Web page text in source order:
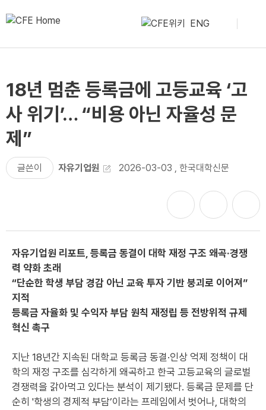
ENG
18년 멈춘 등록금에 고등교육 ‘고
사 위기’… “비용 아닌 자율성 문
제”
글쓴이 자유기업원 2026-03-03 , 한국대학신문
자유기업원 리포트, 등록금 동결이 대학 재정 구조 왜곡·경쟁
력 약화 초래
“단순한 학생 부담 경감 아닌 교육 투자 기반 붕괴로 이어져”
지적
등록금 자율화 및 수익자 부담 원칙 재정립 등 전방위적 규제
혁신 촉구
지난 18년간 지속된 대학교 등록금 동결·인상 억제 정책이 대
학의 재정 구조를 심각하게 왜곡하고 한국 고등교육의 글로벌
경쟁력을 갉아먹고 있다는 분석이 제기됐다. 등록금 문제를 단
순히 '학생의 경제적 부담’이라는 프레임에서 벗어나, 대학의